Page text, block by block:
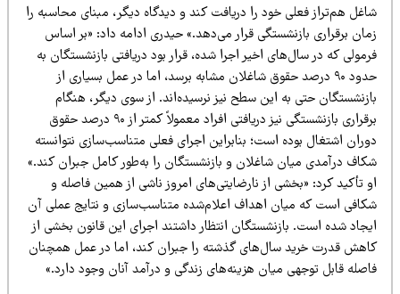
هم‌تراز فعلی خود را دریافت کند و دیدگاه دیگر، مبنای محاسبه را
برقراری بازنشستگی قرار می‌دهد.» حیدری ادامه داد: «بر اساس
که در سال‌های اخیر اجرا شده، قرار بود دریافتی بازنشستگان به
حدود ۹۰ درصد حقوق شاغلان مشابه برسد، اما در عمل بسیاری از
حتی به این سطح نیز نرسیده‌اند. از سوی دیگر، هنگام
برقراری بازنشستگی نیز دریافتی افراد معمولاً کمتر از ۹۰ درصد حقوق
اشتغال بوده است؛ بنابراین اجرای فعلی متناسب‌سازی نتوانسته
درآمدی میان شاغلان و بازنشستگان را به‌طور کامل جبران کند.»
تأکید کرد: «بخشی از نارضایتی‌های امروز ناشی از همین فاصله و
است که میان اهداف اعلام‌شده متناسب‌سازی و نتایج عملی آن
شده است. بازنشستگان انتظار داشتند اجرای این قانون بخشی از
قدرت خرید سال‌های گذشته را جبران کند، اما در عمل همچنان
قابل توجهی میان هزینه‌های زندگی و درآمد آنان وجود دارد.»